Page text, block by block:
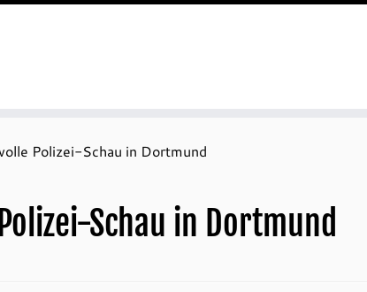
Polizei-Schau in Dortmund
Schau in Dortmund